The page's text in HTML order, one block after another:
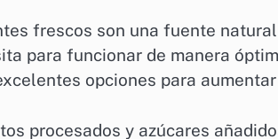
frescos son una fuente
para funcionar de manera
opciones para
procesados y azúcares